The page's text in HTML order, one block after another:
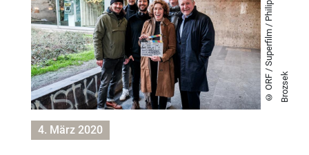
©
O
R
F
/
S
u
p
e
r
f
i
l
m
/
P
h
i
l
i
p
p
B
r
o
z
s
e k
4. März 2020